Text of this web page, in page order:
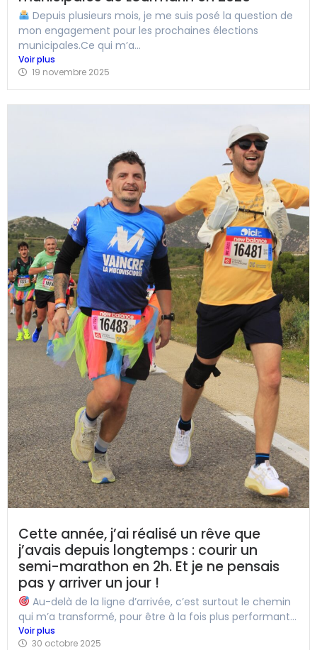
Depuis plusieurs mois, je me suis posé la question de
mon engagement pour les prochaines élections
municipales.Ce qui m’a...
Voir plus
19 novembre 2025
Cette année, j’ai réalisé un rêve que
j’avais depuis longtemps : courir un
semi-marathon en 2h. Et je ne pensais
pas y arriver un jour !
Au-delà de la ligne d’arrivée, c’est surtout le chemin
qui m’a transformé, pour être à la fois plus performant...
Voir plus
30 octobre 2025